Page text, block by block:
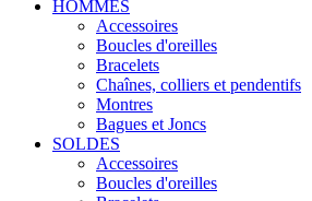
HOMMES
Accessoires
Boucles d'oreilles
Bracelets
Chaînes, colliers et pendentifs
Montres
Bagues et Joncs
SOLDES
Accessoires
Boucles d'oreilles